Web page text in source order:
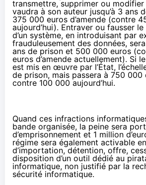
transmettre, supprimer ou modifier
vaudra à son auteur jusqu’à 3 ans
375 000 euros d’amende (contre
aujourd’hui). Entraver ou fausser
d’un système, en introduisant par
frauduleusement des données,
ans de prison et 500 000 euros
euros d’amende actuellement). Si
est mis en œuvre par l’État,
de prison, mais passera à 750 000
contre 100 000 aujourd’hui.
Quand ces infractions
bande organisée, la peine sera
d’emprisonnement et 1 million
régime sera également activable
d’importation, détention, offre,
disposition d’un outil dédié au
informatique, non justifié par la
sécurité informatique.